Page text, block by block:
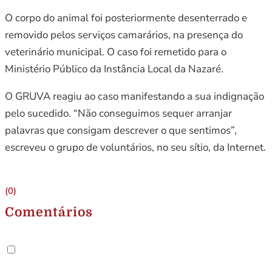
O corpo do animal foi posteriormente desenterrado e
removido pelos serviços camarários, na presença do
veterinário municipal. O caso foi remetido para o
Ministério Público da Instância Local da Nazaré.
O GRUVA reagiu ao caso manifestando a sua indignação
pelo sucedido. “Não conseguimos sequer arranjar
palavras que consigam descrever o que sentimos”,
escreveu o grupo de voluntários, no seu sítio, da Internet.
(0)
Comentários